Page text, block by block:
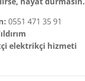
0551 471 35 91
elektrikçi hizmeti